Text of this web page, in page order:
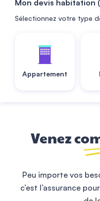
Mon devis habitation
Sélectionnez votre type
Appartement
Venez
Peu importe vos
c’est l’assurance